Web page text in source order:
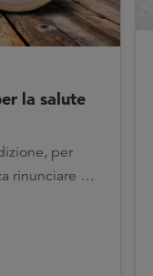
la salute
per
rinunciare al